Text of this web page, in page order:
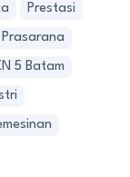
Prestasi
5 Batam